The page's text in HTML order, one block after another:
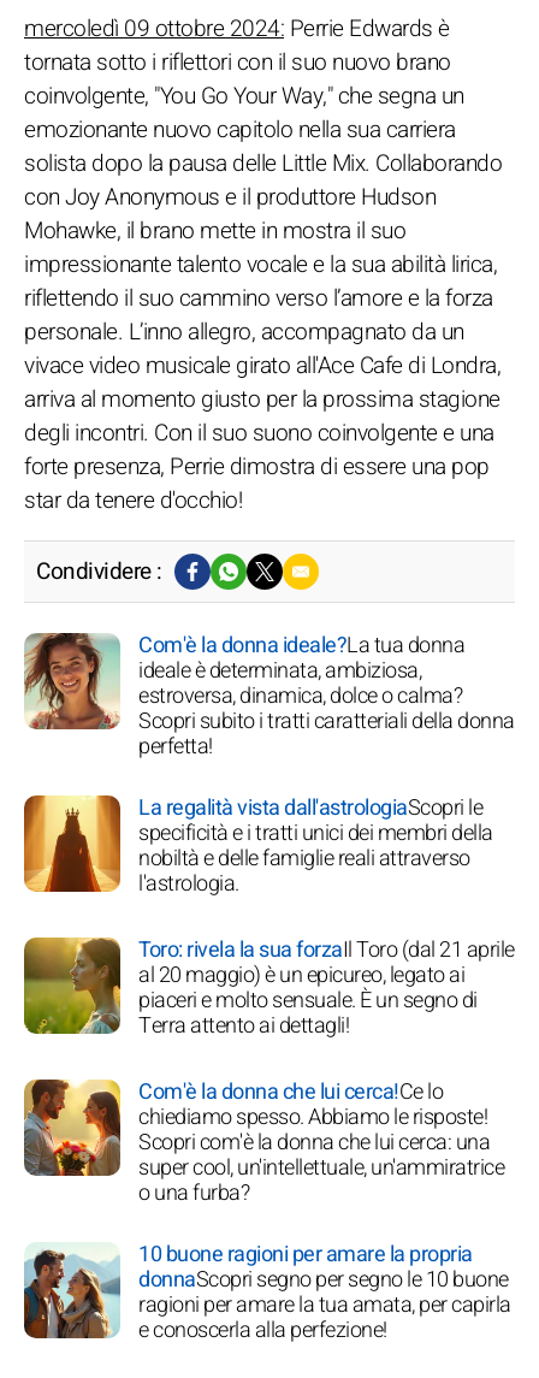
mercoledì 09 ottobre 2024: Perrie Edwards è
tornata sotto i riflettori con il suo nuovo brano
coinvolgente, "You Go Your Way," che segna un
emozionante nuovo capitolo nella sua carriera
solista dopo la pausa delle Little Mix. Collaborando
con Joy Anonymous e il produttore Hudson
Mohawke, il brano mette in mostra il suo
impressionante talento vocale e la sua abilità lirica,
riflettendo il suo cammino verso l’amore e la forza
personale. L’inno allegro, accompagnato da un
vivace video musicale girato all'Ace Cafe di Londra,
arriva al momento giusto per la prossima stagione
degli incontri. Con il suo suono coinvolgente e una
forte presenza, Perrie dimostra di essere una pop
star da tenere d'occhio!
Condividere :
Com'è la donna ideale?La tua donna
ideale è determinata, ambiziosa,
estroversa, dinamica, dolce o calma?
Scopri subito i tratti caratteriali della donna
perfetta!
La regalità vista dall'astrologiaScopri le
specificità e i tratti unici dei membri della
nobiltà e delle famiglie reali attraverso
l'astrologia.
Toro: rivela la sua forzaIl Toro (dal 21 aprile
al 20 maggio) è un epicureo, legato ai
piaceri e molto sensuale. È un segno di
Terra attento ai dettagli!
Com'è la donna che lui cerca!Ce lo
chiediamo spesso. Abbiamo le risposte!
Scopri com'è la donna che lui cerca: una
super cool, un'intellettuale, un'ammiratrice
o una furba?
10 buone ragioni per amare la propria
donnaScopri segno per segno le 10 buone
ragioni per amare la tua amata, per capirla
e conoscerla alla perfezione!